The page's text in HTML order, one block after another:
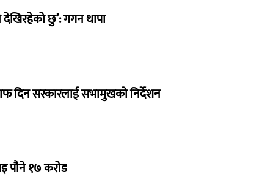
छु’: गगन थापा
दिन सरकारलाई सभामुखको निर्देशन
पौने १७ करोड